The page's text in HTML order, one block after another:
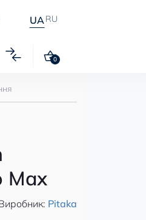
UA RU
0
Max
Pitaka